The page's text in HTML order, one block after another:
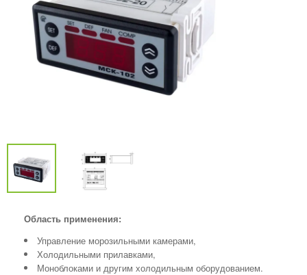
Область применения:
Управление морозильными камерами,
Холодильными прилавками,
Моноблоками и другим холодильным оборудованием.